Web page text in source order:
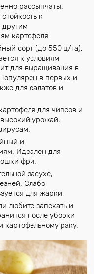
рассыпчаты.
к
другим
картофеля.
сорт (до 550 ц/га),
к условиям
для выращивания в
в первых и
для салатов и
для чипсов и
урожай,
и
Идеален для
фри.
засухе,
Слабо
для жарки.
любите запекать и
после уборки
картофельному раку.